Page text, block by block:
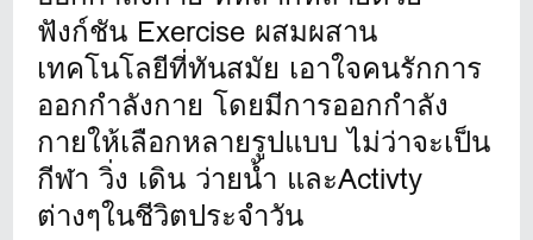
ฟังก์ชัน Exercise ผสมผสาน
เทคโนโลยีที่ทันสมัย เอาใจคนรักการ
ออกกำลังกาย โดยมีการออกกำลัง
กายให้เลือกหลายรูปแบบ ไม่ว่าจะเป็น
กีฬา วิ่ง เดิน ว่ายน้ำ และActivty
ต่างๆในชีวิตประจำวัน